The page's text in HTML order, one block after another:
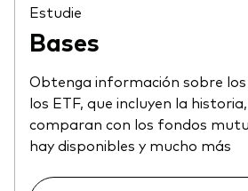
Estudie
Bases
Obtenga información sobre
los ETF, que incluyen la
comparan con los fondos
hay disponibles y mucho más